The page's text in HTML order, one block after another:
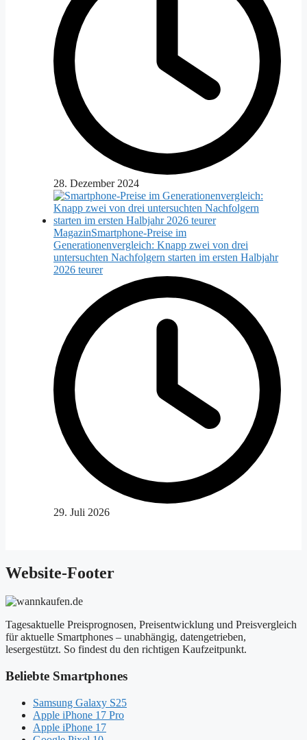
28. Dezember 2024
MagazinSmartphone-Preise im
Generationenvergleich: Knapp zwei von drei
untersuchten Nachfolgern starten im ersten Halbjahr
2026 teurer
29. Juli 2026
Website-Footer
Tagesaktuelle Preisprognosen, Preisentwicklung und Preisvergleich
für aktuelle Smartphones – unabhängig, datengetrieben,
lesergestützt. So findest du den richtigen Kaufzeitpunkt.
Beliebte Smartphones
Samsung Galaxy S25
Apple iPhone 17 Pro
Apple iPhone 17